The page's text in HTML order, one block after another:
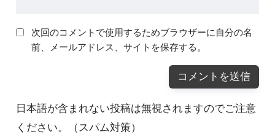
次回のコメントで使用するためブラウザーに自分の名
前、メールアドレス、サイトを保存する。
日本語が含まれない投稿は無視されますのでご注意
ください。（スパム対策）